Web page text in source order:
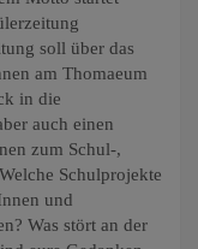
soll über das
am Thomaeum
in die
auch einen
zum Schul-,
Schulprojekte
und
Was stört an der